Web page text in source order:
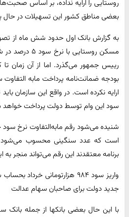
روستایی را ارایه نداده، بر اساس
بعضی مناطق کشور این تسهیلات در
مسکن روستایی
رییس جمهور می‌گذرد. اما از آن زمان تا
سود این وام توسط دولت پرداخت
است که عدد سنگینی محسوب می‌شود
برنامه معتقدند این رقم می‌تواند منجر به
واریز سود ۹۸۴ هزارتومانی
جدید دولت برای صاحبان سهام عدالت
با این حال بعضی بانکها از جمله بانک